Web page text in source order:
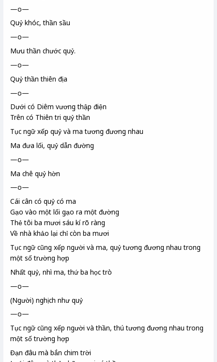
—o—
Quỷ khóc, thần sầu
—o—
Mưu thần chước quỷ.
—o—
Quỷ thần thiên địa
—o—
Dưới có Diêm vương thập điện
Trên có Thiên tri quỷ thần
Tục ngữ xếp quỷ và ma tương đương nhau
Ma đưa lối, quỷ dẫn đường
—o—
Ma chê quỷ hờn
—o—
Cái cân có quỷ có ma
Gạo vào một lối gạo ra một đường
Thẻ tôi ba mươi sáu kí rõ ràng
Về nhà khảo lại chỉ còn ba mươi
Tục ngữ cũng xếp người và ma, quỷ tương đương nhau trong
một số trường hợp
Nhất quỷ, nhì ma, thứ ba học trò
—o—
(Người) nghịch như quỷ
—o—
Tục ngữ cũng xếp người và thần, thú tương đương nhau trong
một số trường hợp
Đạn đâu mà bắn chim trời